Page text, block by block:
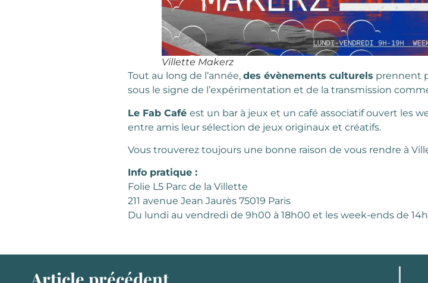
Villette Makerz
Tout au long de l’année, des évènements culturels prennent
sous le signe de l’expérimentation et de la transmission
Le Fab Café est un bar à jeux et un café associatif ouvert les
entre amis leur sélection de jeux originaux et créatifs.
Vous trouverez toujours une bonne raison de vous rendre à
Info pratique :
Folie L5 Parc de la Villette
211 avenue Jean Jaurès 75019 Paris
Du lundi au vendredi de 9h00 à 18h00 et les week-ends de